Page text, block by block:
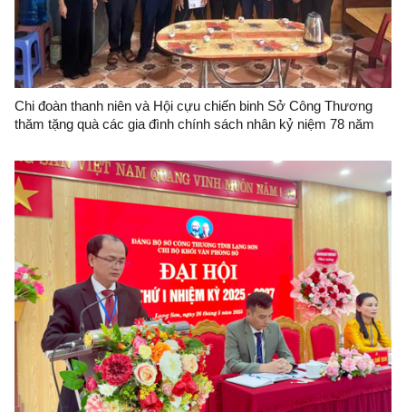
Chi đoàn thanh niên và Hội cựu chiến binh Sở Công Thương
thăm tặng quà các gia đình chính sách nhân kỷ niệm 78 năm